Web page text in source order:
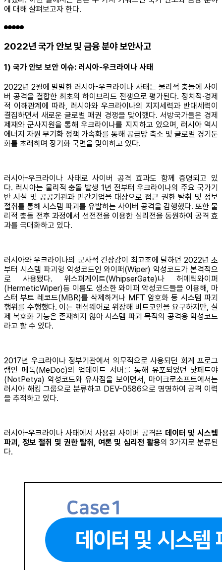
에 대해 살펴보고자 한다.
2022년 국가 안보 및 금융 분야 보안사고
1) 국가 안보 보안 이슈: 러시아-우크라이나 사태
2022년 2월에 발발한 러시아-우크라이나 사태는 물리적 충돌에 사이
버 공격을 결합한 최초의 하이브리드 전쟁으로 평가된다. 정치적∙경제
적 이해관계에 따라, 러시아와 우크라이나의 지지세력과 반대세력이
결집하면서 새로운 글로벌 패권 경쟁을 맞이했다. 서방국가들은 경제
제재와 군사지원을 통해 우크라이나를 지지하고 있으며, 러시아 역시
에너지 자원 무기화 정책 가속화를 통해 공급망 축소 및 글로벌 경기둔
화를 초래하며 장기화 국면을 맞이하고 있다.
러시아-우크라이나 사태로 사이버 공격 효과도 함께 증명되고 있
다. 러시아는 물리적 충돌 발생 1년 전부터 우크라이나의 주요 국가기
반 시설 및 공공기관과 민간기업을 대상으로 접근 권한 탈취 및 정보
절취를 통해 시스템 파괴를 유발하는 사이버 공격을 감행했다. 또한 물
리적 충돌 전후 과정에서 선전전을 이용한 심리전을 동원하여 공격 효
과를 극대화하고 있다.
러시아와 우크라이나의 군사적 긴장감이 최고조에 달하던 2022년 초
부터 시스템 파괴형 악성코드인 와이퍼(Wiper) 악성코드가 본격적으
로 사용됐다. 위스퍼게이트(WhipserGate)나 허메틱와이퍼
(HermeticWiper)등 이름도 생소한 와이퍼 악성코드들을 이용해, 마
스터 부트 레코드(MBR)를 삭제하거나 MFT 암호화 등 시스템 파괴
행위를 수행했다. 이는 랜섬웨어로 위장해 비트코인을 요구하지만, 실
제 복호화 기능은 존재하지 않아 시스템 파괴 목적의 공격용 악성코드
라고 할 수 있다.
2017년 우크라이나 정부기관에서 의무적으로 사용되던 회계 프로그
램인 메독(MeDoc)의 업데이트 서버를 통해 유포되었던 낫페트야
(NotPetya) 악성코드와 유사점을 보이면서, 마이크로소프트에서는
러시아 해킹 그룹으로 분류하고 DEV-0586으로 명명하여 공격 이력
을 추적하고 있다.
러시아-우크라이나 사태에서 사용된 사이버 공격은 데이터 및 시스템
파괴, 정보 절취 및 권한 탈취, 여론 및 심리전 활용의 3가지로 분류된
다.